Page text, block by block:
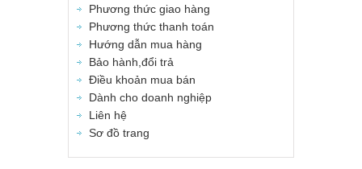
Phương thức giao hàng
Phương thức thanh toán
Hướng dẫn mua hàng
Bảo hành,đổi trả
Điều khoản mua bán
Dành cho doanh nghiệp
Liên hệ
Sơ đồ trang